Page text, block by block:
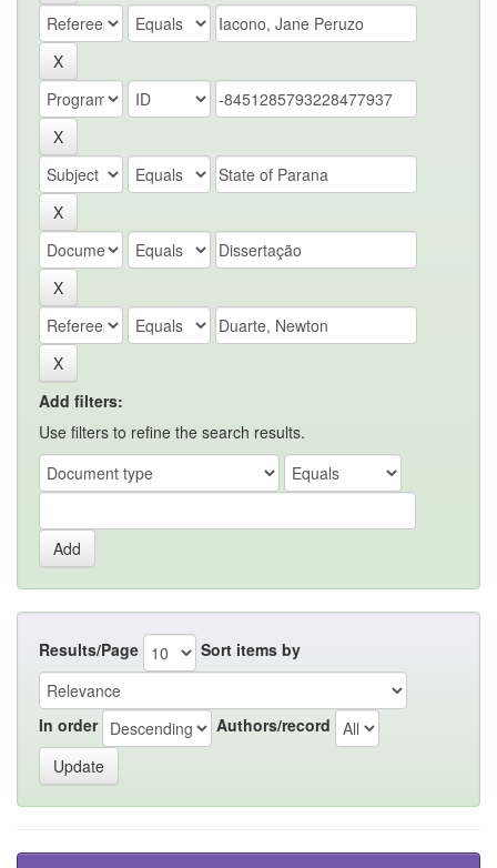
Add filters:
Use filters to refine the search results.
Results/Page Sort items by
In order Authors/record